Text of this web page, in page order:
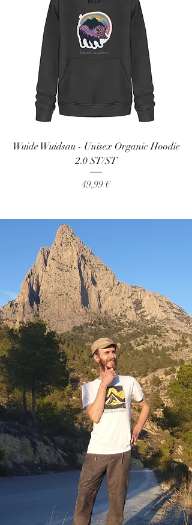
Wuide Wuidsau - Unisex Organic Hoodie
2.0 ST/ST
Preis
49,99 €